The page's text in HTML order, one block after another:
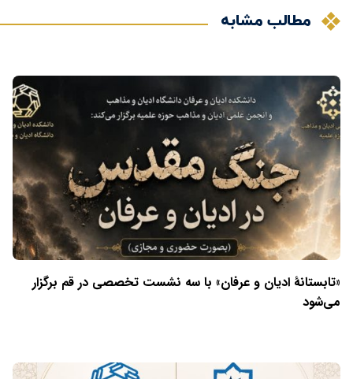
مطالب مشابه
«تابستانهٔ ادیان و عرفان» با سه نشست تخصصی در قم برگزار
می‌شود